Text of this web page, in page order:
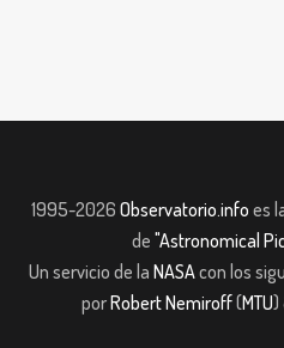
1995-2026 Observatorio.info es
de "Astronomical
Un servicio de la NASAcon los
porRobert Nemiroff(MTU)